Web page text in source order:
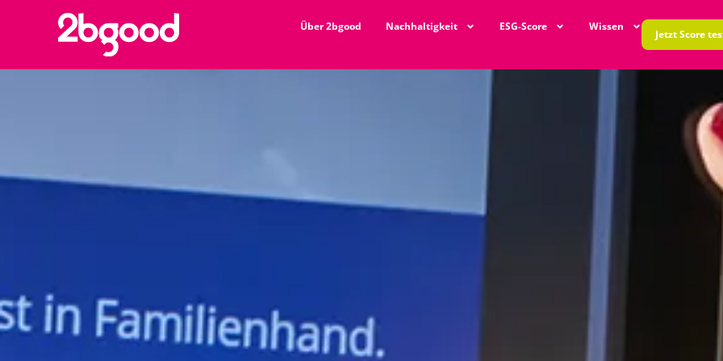
Über 2bgood Nachhaltigkeit ESG-Score Wissen
Jetzt Score